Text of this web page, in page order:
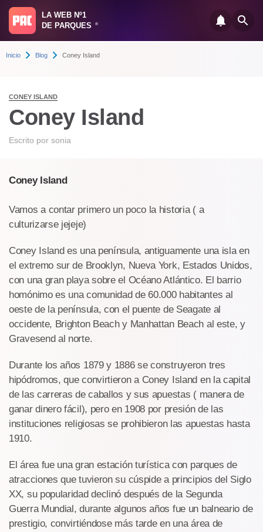
LA WEB Nº1
DE PARQUES
®
Inicio Blog Coney Island
CONEY ISLAND
Coney Island
Escrito por sonia
Coney Island
Vamos a contar primero un poco la historia ( a
culturizarse jejeje)
Coney Island es una península, antiguamente una isla en
el extremo sur de Brooklyn, Nueva York, Estados Unidos,
con una gran playa sobre el Océano Atlántico. El barrio
homónimo es una comunidad de 60.000 habitantes al
oeste de la península, con el puente de Seagate al
occidente, Brighton Beach y Manhattan Beach al este, y
Gravesend al norte.
Durante los años 1879 y 1886 se construyeron tres
hipódromos, que convirtieron a Coney Island en la capital
de las carreras de caballos y sus apuestas ( manera de
ganar dinero fácil), pero en 1908 por presión de las
instituciones religiosas se prohibieron las apuestas hasta
1910.
El área fue una gran estación turística con parques de
atracciones que tuvieron su cúspide a principios del Siglo
XX, su popularidad declinó después de la Segunda
Guerra Mundial, durante algunos años fue un balneario de
prestigio, convirtiéndose más tarde en una área de